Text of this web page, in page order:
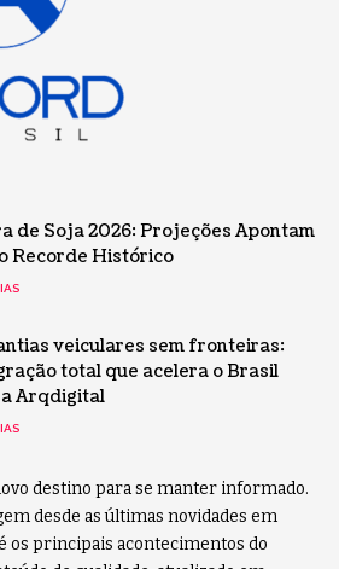
de Soja 2026: Projeções Apontam
Recorde Histórico
veiculares sem fronteiras:
total que acelera o Brasil
a Arqdigital
destino para se manter informado.
desde as últimas novidades em
os principais acontecimentos do